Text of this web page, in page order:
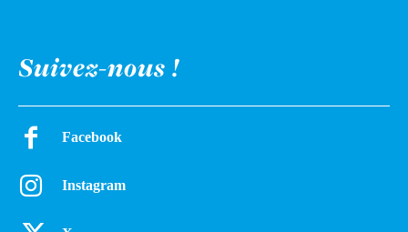
Suivez-nous !
Facebook
Instagram